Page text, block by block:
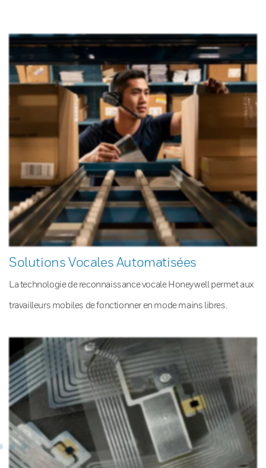
Solutions Vocales Automatisées
La technologie de reconnaissance vocale Honeywell permet aux
travailleurs mobiles de fonctionner en mode mains libres.